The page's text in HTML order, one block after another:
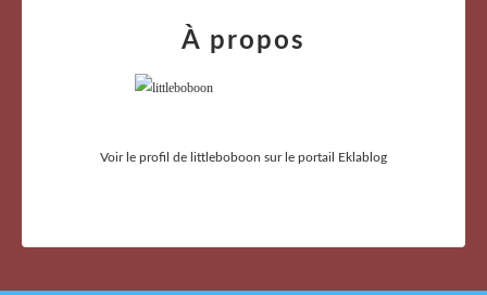
À propos
Voir le profil de littleboboon sur le portail Eklablog